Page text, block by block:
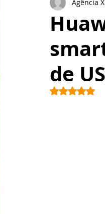
Lançamentos Tablet
BlackBarry Xiaomi
Windows Phone
de
Agência
Avaliado